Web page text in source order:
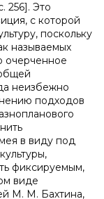
256]. Это
с которой
поскольку
называемых
очерченное
неизбежно
подходов
в виду под
фиксируемым,
виде
М. М. Бахтина,